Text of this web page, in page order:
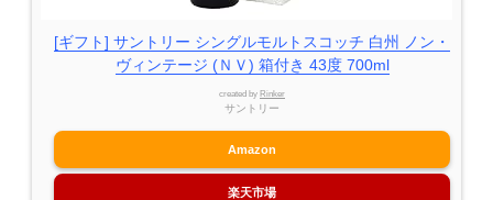
[ギフト] サントリー シングルモルトスコッチ 白州 ノン・
ヴィンテージ (ＮＶ) 箱付き 43度 700ml
created by Rinker
サントリー
Amazon
楽天市場